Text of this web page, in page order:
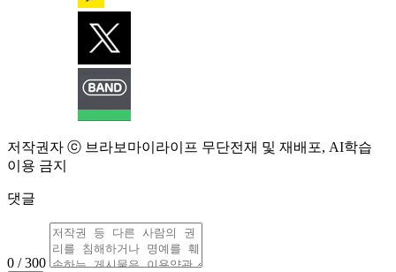
저작권자 ⓒ 브라보마이라이프 무단전재 및 재배포, AI학습
이용 금지
댓글
0 / 300